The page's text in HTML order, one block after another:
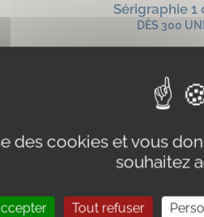
Sérigraphie 1
DÈS 300
PRODUITS QUI
des cookies et vous
souhaitez
Tout refuser